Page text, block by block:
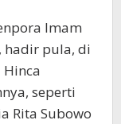
Imam
hadir pula, di
seperti
Rita Subowo